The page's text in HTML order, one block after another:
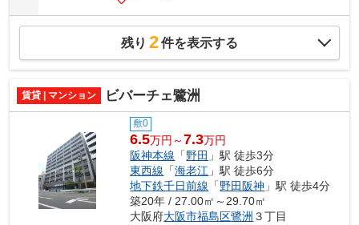
残り 2件を表示する
賃貸 | マンション ビバーチェ鷺洲
敷0
6.5万円～7.3万円
阪神本線 「野田 」駅 徒歩3分
東西線 「海老江 」駅 徒歩6分
地下鉄千日前線 「野田阪神 」駅 徒歩4分
築20年 / 27.00㎡～29.70㎡
大阪府大阪市福島区鷺洲 ３丁目